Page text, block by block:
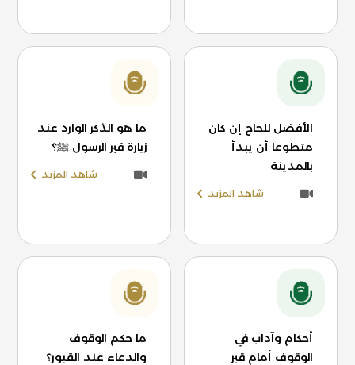
الأفضل للحاج إن كان
متطوعا أن يبدأ
بالمدينة
شاهد المزيد
ما هو الذكر الوارد عند
زيارة قبر الرسول ﷺ؟
شاهد المزيد
أحكام وآداب في
الوقوف أمام قبر
ما حكم الوقوف
والدعاء عند القبور؟